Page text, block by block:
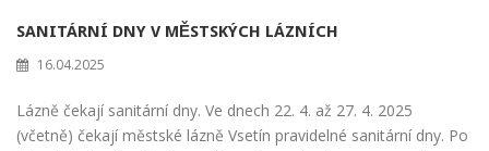
SANITÁRNÍ DNY V MĚSTSKÝCH LÁZNÍCH
16.04.2025
Lázně čekají sanitární dny. Ve dnech 22. 4. až 27. 4. 2025
(včetně) čekají městské lázně Vsetín pravidelné sanitární dny. Po